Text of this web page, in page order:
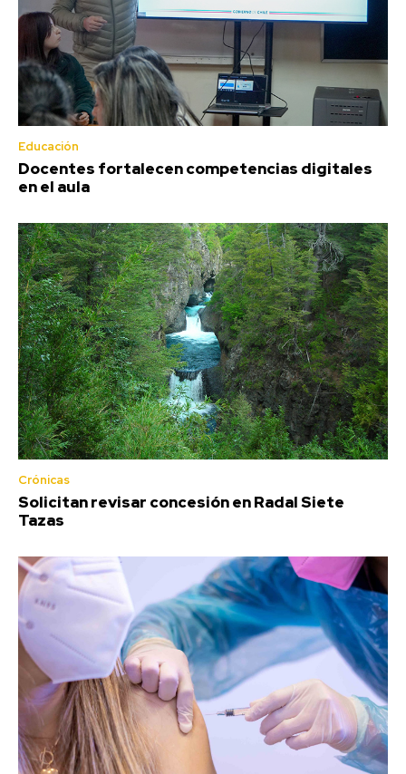
Educación
Docentes fortalecen competencias digitales
en el aula
Crónicas
Solicitan revisar concesión en Radal Siete
Tazas